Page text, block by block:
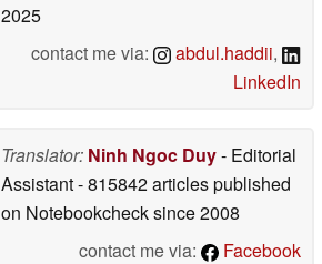
2025
contact me via:
abdul.haddii,
LinkedIn
Translator: Ninh Ngoc Duy- Editorial
Assistant- 815842 articles published
on Notebookchecksince 2008
contact me via:
Facebook